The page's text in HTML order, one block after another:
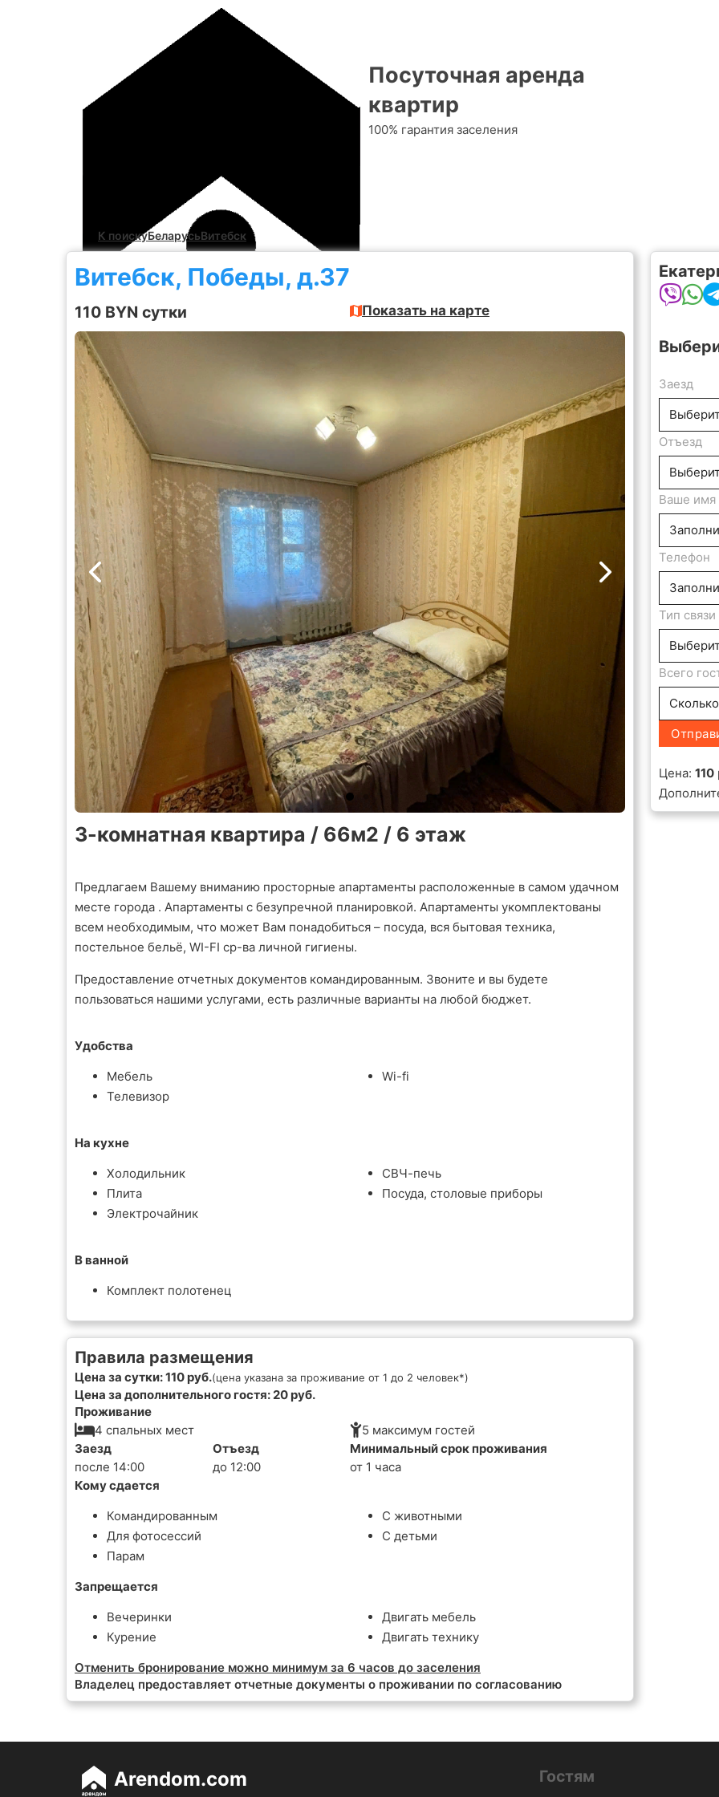
Посуточная аренда
квартир
100% гарантия заселения
К поискуБеларусьВитебск
Витебск, Победы, д.37
110 BYN сутки Показать на карте
3-комнатная квартира / 66м2 / 6 этаж
Предлагаем Вашему вниманию просторные апартаменты расположенные в самом удачном
месте города . Апартаменты с безупречной планировкой. Апартаменты укомплектованы
всем необходимым, что может Вам понадобиться – посуда, вся бытовая техника,
постельное бельё, WI-FI ср-ва личной гигиены.
Предоставление отчетных документов командированным. Звоните и вы будете
пользоваться нашими услугами, есть различные варианты на любой бюджет.
Удобства
Мебель
Телевизор
Wi-fi
На кухне
Холодильник
Плита
Электрочайник
СВЧ-печь
Посуда, столовые приборы
В ванной
Комплект полотенец
Правила размещения
Цена за сутки: 110 руб.(цена указана за проживание от 1 до 2 человек*)
Цена за дополнительного гостя: 20 руб.
Проживание
4 спальных мест
5 максимум гостей
Заезд
после 14:00
Отъезд
до 12:00
Минимальный срок проживания
от 1 часа
Кому сдается
Командированным
Для фотосессий
Парам
С животными
С детьми
Запрещается
Вечеринки
Курение
Двигать мебель
Двигать технику
Отменить бронирование можно минимум за 6 часов до заселения
Владелец предоставляет отчетные документы о проживании по согласованию
Заезд
Отъезд
Ваше имя
Телефон
Тип связи
Всего
Цена: 110
Arendom.com Гостям